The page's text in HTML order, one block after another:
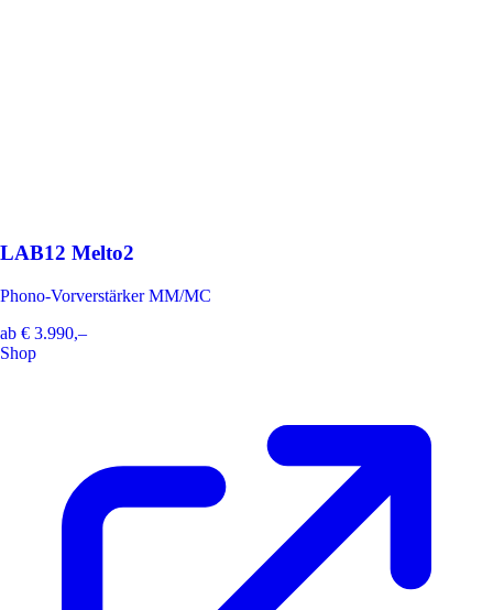
LAB12 Melto2
Phono-Vorverstärker MM/MC
ab € 3.990,–
Shop